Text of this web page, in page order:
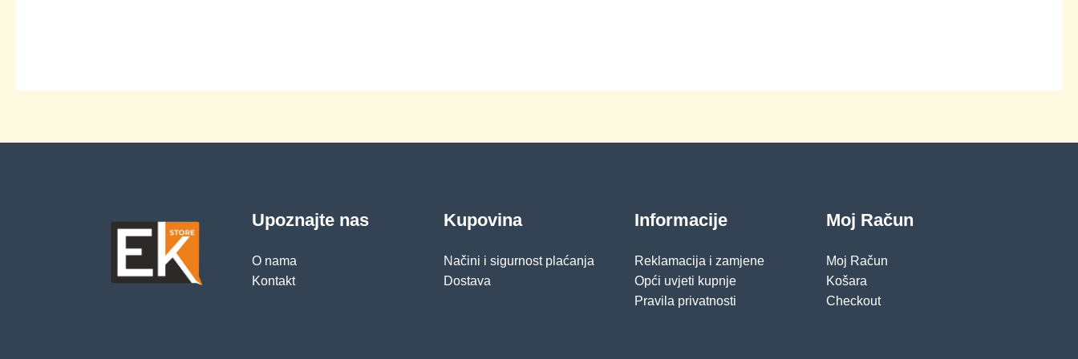
Upoznajte nas
O nama
Kontakt
Kupovina
Načini i sigurnost plaćanja
Dostava
Informacije
Reklamacija i zamjene
Opći uvjeti kupnje
Pravila privatnosti
Moj Račun
Moj Račun
Košara
Checkout